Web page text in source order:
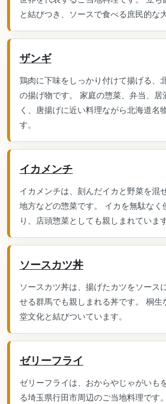
と結びつき、ソースで食べる庶民的な
ザンギ
鶏肉に下味をしっかり付けて揚げる、
の揚げ物です。 家庭の惣菜、弁当、居
く、唐揚げに近い料理ながら北海道名
す。
イカメンチ
イカメンチは、刻んだイカと野菜を混
地方などの惣菜です。 イカを無駄なく
り、店頭惣菜としても親しまれています
ソースカツ丼
ソースカツ丼は、揚げたカツをソース
せる群馬でも親しまれる丼です。 桐生
堂文化と結びついています。
ゼリーフライ
ゼリーフライは、おからやじゃがいも
る埼玉県行田市周辺のご当地料理です